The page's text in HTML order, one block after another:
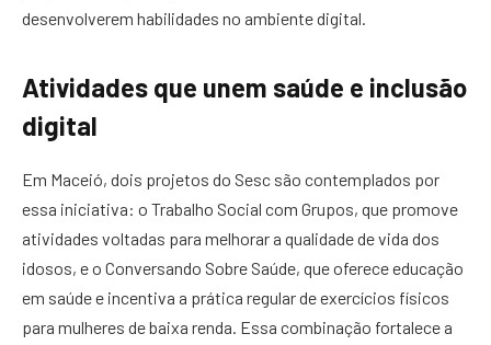
desenvolverem habilidades no ambiente digital.
Atividades que unem saúde e inclusão
digital
Em Maceió, dois projetos do Sesc são contemplados por
essa iniciativa: o Trabalho Social com Grupos, que promove
atividades voltadas para melhorar a qualidade de vida dos
idosos, e o Conversando Sobre Saúde, que oferece educação
em saúde e incentiva a prática regular de exercícios físicos
para mulheres de baixa renda. Essa combinação fortalece a